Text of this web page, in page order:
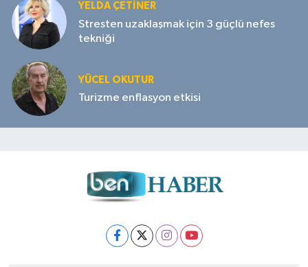
YELDA ÇETİNER
Stresten uzaklaşmak için 3 güçlü nefes
tekniği
YÜCEL OKUTUR
Turizme enflasyon etkisi